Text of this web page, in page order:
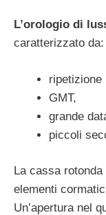
L’orologio di
caratterizzato da:
ripetizione
GMT,
grande
piccoli
La cassa
elementi
Un’apertura nel